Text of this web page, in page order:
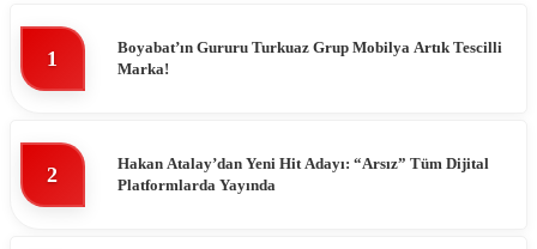
1
Boyabat’ın Gururu Turkuaz Grup Mobilya Artık Tescilli
Marka!
2
Hakan Atalay’dan Yeni Hit Adayı: “Arsız” Tüm Dijital
Platformlarda Yayında